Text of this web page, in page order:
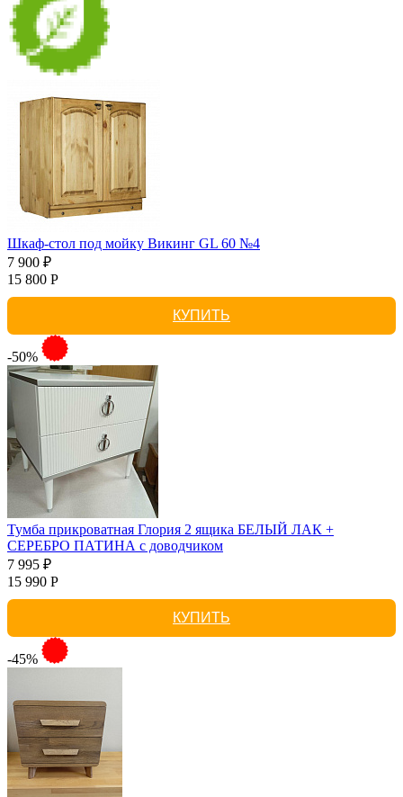
Шкаф-стол под мойку Викинг GL 60 №4
7 900 ₽
15 800 Р
КУПИТЬ
-50%
Тумба прикроватная Глория 2 ящика БЕЛЫЙ ЛАК +
СЕРЕБРО ПАТИНА с доводчиком
7 995 ₽
15 990 Р
КУПИТЬ
-45%